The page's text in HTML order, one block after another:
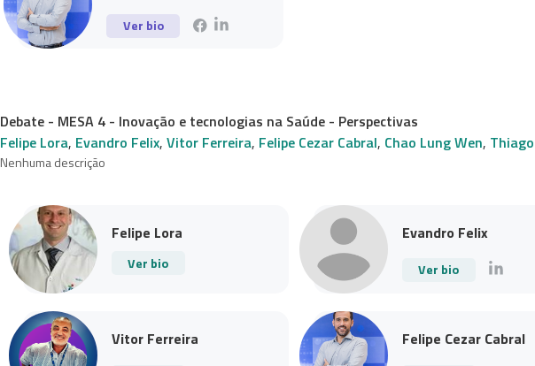
Ver bio
Debate - MESA 4 - Inovação e tecnologias na Saúde - Perspectivas
Felipe Lora, Evandro Felix, Vitor Ferreira, Felipe Cezar Cabral, Chao Lung Wen,
Nenhuma descrição
Felipe Lora
Ver bio
Evandro Felix
Ver bio
Vitor Ferreira Felipe Cezar Cabral